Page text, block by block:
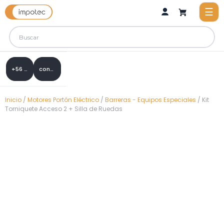
+56 9 8288 0307 contacto@impotec.cl
Inicio / Motores Portón Eléctrico / Barreras - Equipos Especiales / Kit
Torniquete Acceso 2 + Silla de Ruedas